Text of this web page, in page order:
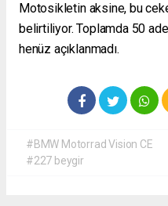
Motosikletin aksine, bu
belirtiliyor. Toplamda 50
henüz açıklanmadı.
#BMW Motorrad Vision CE
#227 beygir